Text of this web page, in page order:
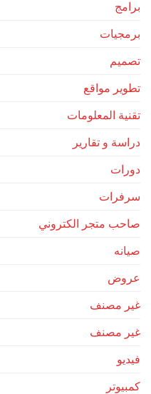
برامج
برمجيات
تصميم
تطوير مواقع
تقنية المعلومات
دراسة و تقارير
دورات
سرفرات
صاحب متجر الكتروني
صيانه
عروض
غير مصنف
غير مصنف
فيديو
كمبيوتر